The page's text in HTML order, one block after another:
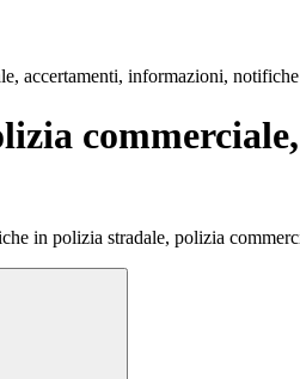
accertamenti, informazioni,
in polizia stradale, polizia